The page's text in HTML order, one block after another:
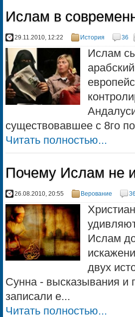
Ислам в
29.11.2010, 12:22 История 36
Ислам
существовавшее с 8го
Читать полностью...
Почему Ислам не
26.08.2010, 20:55 Верование 36
Ислам
двух
Сунна - высказывания и
записали е...
Читать полностью...